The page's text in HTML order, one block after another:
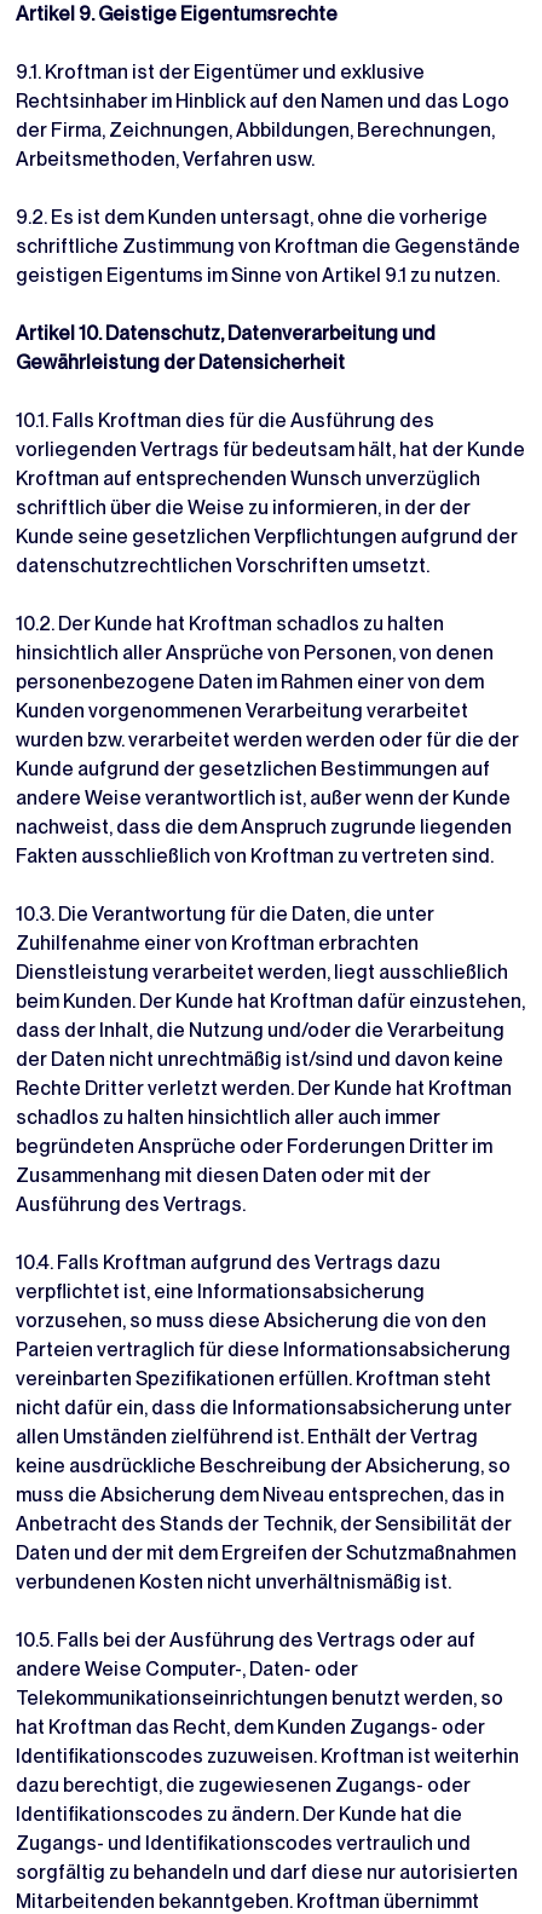
Artikel 9. Geistige Eigentumsrechte
9.1. Kroftman ist der Eigentümer und exklusive
Rechtsinhaber im Hinblick auf den Namen und das Logo
der Firma, Zeichnungen, Abbildungen, Berechnungen,
Arbeitsmethoden, Verfahren usw.
9.2. Es ist dem Kunden untersagt, ohne die vorherige
schriftliche Zustimmung von Kroftman die Gegenstände
geistigen Eigentums im Sinne von Artikel 9.1 zu nutzen.
Artikel 10. Datenschutz, Datenverarbeitung und
Gewährleistung der Datensicherheit
10.1. Falls Kroftman dies für die Ausführung des
vorliegenden Vertrags für bedeutsam hält, hat der Kunde
Kroftman auf entsprechenden Wunsch unverzüglich
schriftlich über die Weise zu informieren, in der der
Kunde seine gesetzlichen Verpflichtungen aufgrund der
datenschutzrechtlichen Vorschriften umsetzt.
10.2. Der Kunde hat Kroftman schadlos zu halten
hinsichtlich aller Ansprüche von Personen, von denen
personenbezogene Daten im Rahmen einer von dem
Kunden vorgenommenen Verarbeitung verarbeitet
wurden bzw. verarbeitet werden werden oder für die der
Kunde aufgrund der gesetzlichen Bestimmungen auf
andere Weise verantwortlich ist, außer wenn der Kunde
nachweist, dass die dem Anspruch zugrunde liegenden
Fakten ausschließlich von Kroftman zu vertreten sind.
10.3. Die Verantwortung für die Daten, die unter
Zuhilfenahme einer von Kroftman erbrachten
Dienstleistung verarbeitet werden, liegt ausschließlich
beim Kunden. Der Kunde hat Kroftman dafür einzustehen,
dass der Inhalt, die Nutzung und/oder die Verarbeitung
der Daten nicht unrechtmäßig ist/sind und davon keine
Rechte Dritter verletzt werden. Der Kunde hat Kroftman
schadlos zu halten hinsichtlich aller auch immer
begründeten Ansprüche oder Forderungen Dritter im
Zusammenhang mit diesen Daten oder mit der
Ausführung des Vertrags.
10.4. Falls Kroftman aufgrund des Vertrags dazu
verpflichtet ist, eine Informationsabsicherung
vorzusehen, so muss diese Absicherung die von den
Parteien vertraglich für diese Informationsabsicherung
vereinbarten Spezifikationen erfüllen. Kroftman steht
nicht dafür ein, dass die Informationsabsicherung unter
allen Umständen zielführend ist. Enthält der Vertrag
keine ausdrückliche Beschreibung der Absicherung, so
muss die Absicherung dem Niveau entsprechen, das in
Anbetracht des Stands der Technik, der Sensibilität der
Daten und der mit dem Ergreifen der Schutzmaßnahmen
verbundenen Kosten nicht unverhältnismäßig ist.
10.5. Falls bei der Ausführung des Vertrags oder auf
andere Weise Computer-, Daten- oder
Telekommunikationseinrichtungen benutzt werden, so
hat Kroftman das Recht, dem Kunden Zugangs- oder
Identifikationscodes zuzuweisen. Kroftman ist weiterhin
dazu berechtigt, die zugewiesenen Zugangs- oder
Identifikationscodes zu ändern. Der Kunde hat die
Zugangs- und Identifikationscodes vertraulich und
sorgfältig zu behandeln und darf diese nur autorisierten
Mitarbeitenden bekanntgeben. Kroftman übernimmt